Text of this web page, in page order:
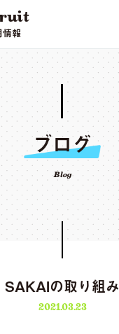
報
ブログ
Blog
SAKAIの取り組み
2021.03.23